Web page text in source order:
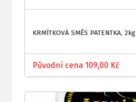
KRMÍTKOVÁ SMĚS PATENTKA, 2kg
Původní cena 109,00 Kč